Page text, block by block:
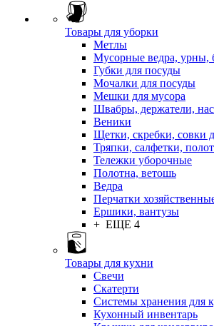
Товары для уборки
Метлы
Мусорные ведра, урны,
Губки для посуды
Мочалки для посуды
Мешки для мусора
Швабры, держатели,
Веники
Щетки, скребки, совки
Тряпки, салфетки,
Тележки уборочные
Полотна, ветошь
Ведра
Перчатки
Ершики, вантузы
+ ЕЩЕ 4
Товары для кухни
Свечи
Скатерти
Системы хранения для
Кухонный инвентарь